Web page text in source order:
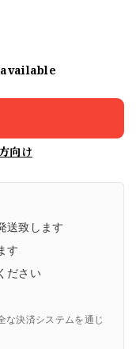
向け
送致します
す
ださい
な決済システムを通じ